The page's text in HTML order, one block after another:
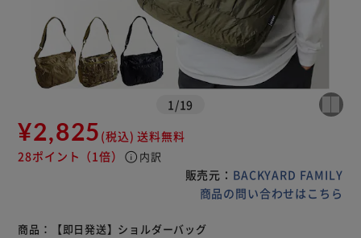
1 /19
¥2,825 (税込) 送料無料
28ポイント （1倍） info 内訳
販売元： BACKYARD FAMILY
商品の問い合わせはこちら
商品：
【即日発送】ショルダーバッグ